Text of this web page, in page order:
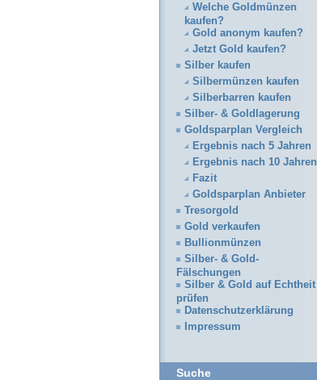
Welche Goldmünzen
kaufen?
Gold anonym kaufen?
Jetzt Gold kaufen?
Silber kaufen
Silbermünzen kaufen
Silberbarren kaufen
Silber- & Goldlagerung
Goldsparplan Vergleich
Ergebnis nach 5 Jahren
Ergebnis nach 10 Jahren
Fazit
Goldsparplan Anbieter
Tresorgold
Gold verkaufen
Bullionmünzen
Silber- & Gold-
Fälschungen
Silber & Gold auf Echtheit
prüfen
Datenschutzerklärung
Impressum
Suche